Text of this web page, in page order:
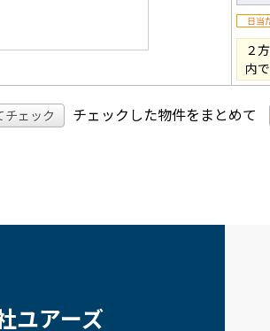
２
内
チェック チェックした物件をまとめて
ユアーズ